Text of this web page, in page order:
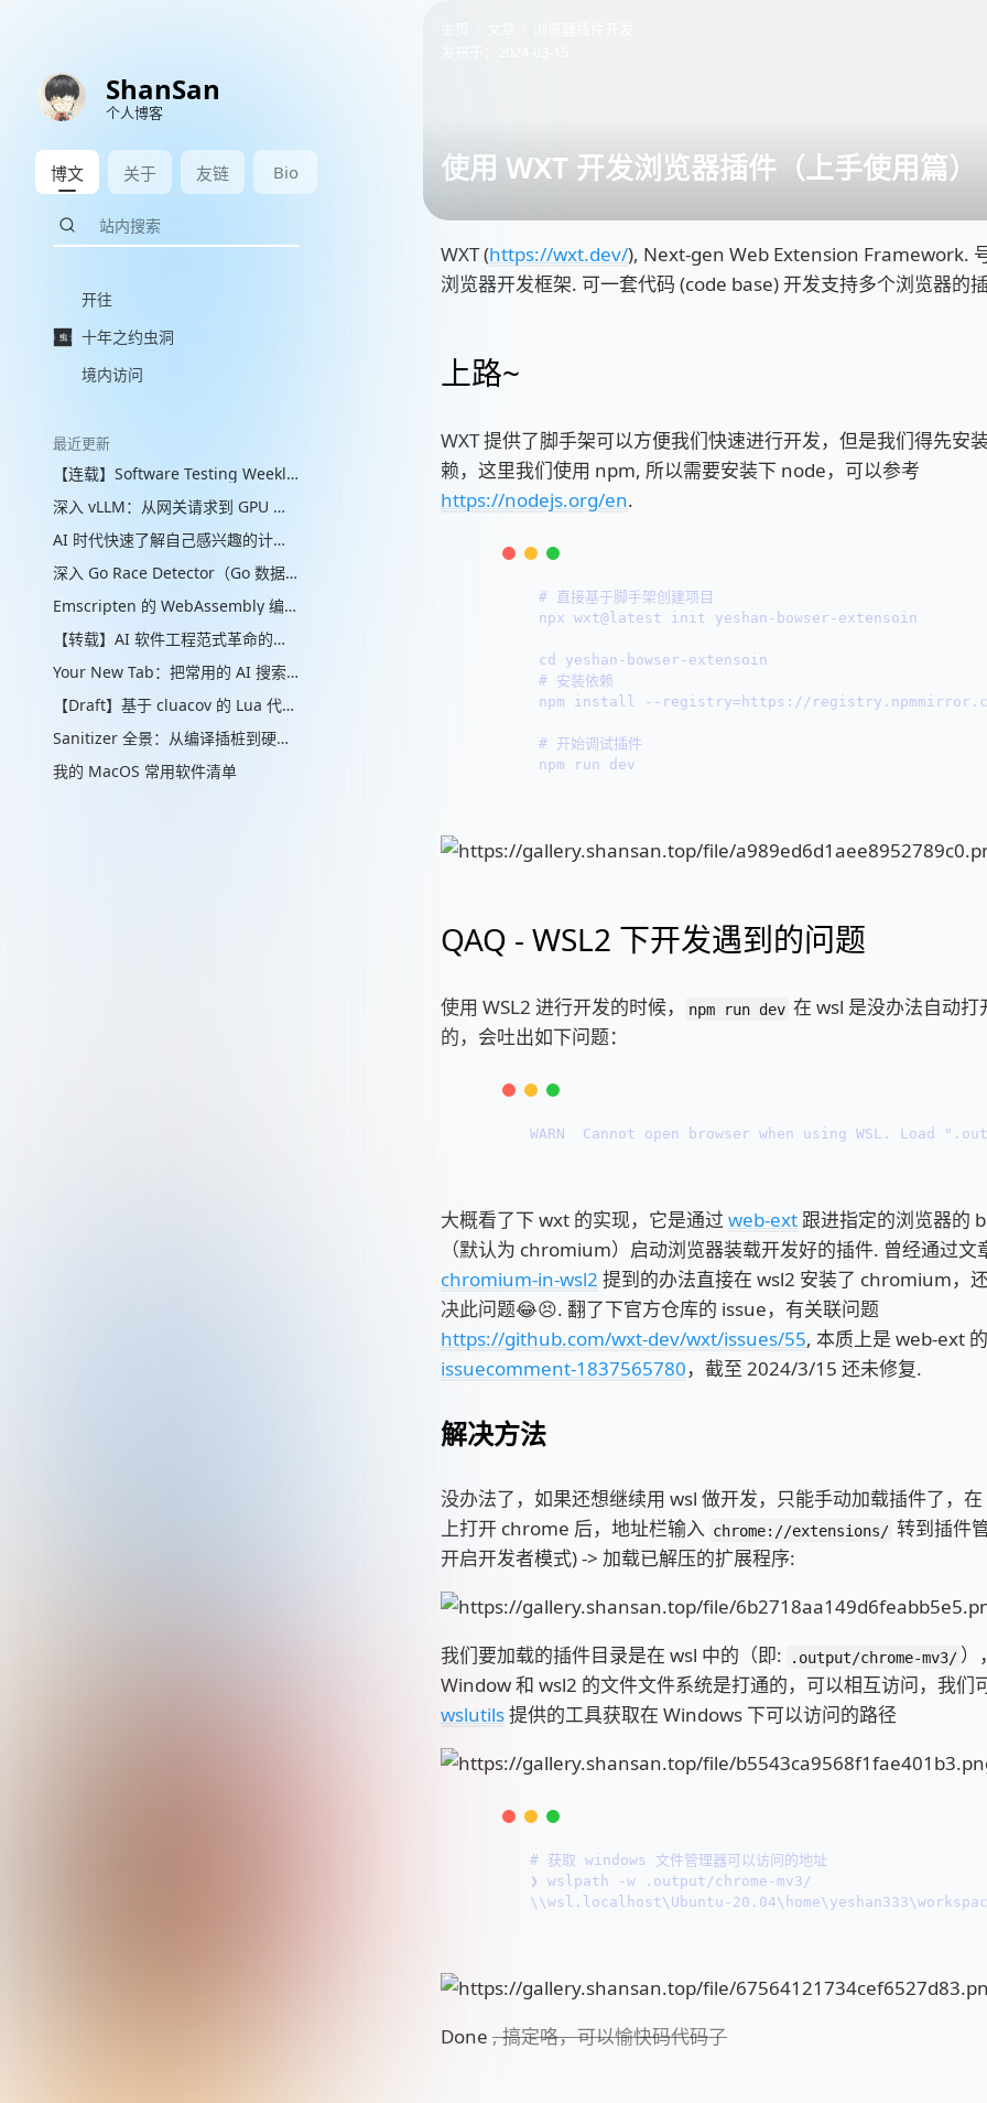
ShanSan
个人博客
博文 关于 友链 Bio
开往
十年之约虫洞
境内访问
最近更新
【连载】Software Testing Weekly 图文解读 with VLM
深入 vLLM：从网关请求到 GPU 批处理的推理引擎实现
AI 时代快速了解自己感兴趣的计算机辅助的“制作工艺”管线
深入 Go Race Detector（Go 数据竞争检测器）：从编译器插桩到 ThreadSanitizer 运行时
Emscripten 的 WebAssembly 编译实现解析
【转载】AI 软件工程范式革命的思考
Your New Tab：把常用的 AI 搜索放进新标签页
【Draft】基于 cluacov 的 Lua 代码分支覆盖率统计：从行级近似到指令级精确
Sanitizer 全景：从编译插桩到硬件标签的内存安全检测演进
我的 MacOS 常用软件清单
使用 WXT 开发浏览器插件（上手使用篇）
WXT (https://wxt.dev/), Next-gen Web Extension Framework.
浏览器开发框架. 可一套代码 (code base) 开发支持多个浏览器的
上路~
WXT 提供了脚手架可以方便我们快速进行开发，但是我们得先安
赖，这里我们使用 npm, 所以需要安装下 node，可以参考
https://nodejs.org/en.
# 直接基于脚手架创建项目
npx wxt@latest init yeshan-bowser-extensoin
cd yeshan-bowser-extensoin
# 安装依赖
npm install --registry=https://
# 开始调试插件
npm run dev
QAQ - WSL2 下开发遇到的问题
使用 WSL2 进行开发的时候， npm run dev 在 wsl 是没办法自动打
的，会吐出如下问题：
WARN  Cannot open browser when using WSL. Load
大概看了下 wxt 的实现，它是通过web-ext跟进指定的浏览器的
（默认为 chromium）启动浏览器装载开发好的插件. 曾经通过文
chromium-in-wsl2 提到的办法直接在 wsl2 安装了 chromium，
决此问题😂😣. 翻了下官方仓库的 issue，有关联问题
https://github.com/wxt-dev/wxt/issues/55, 本质上是 web-ext
issuecomment-1837565780，截至 2024/3/15 还未修复.
解决方法
没办法了，如果还想继续用 wsl 做开发，只能手动加载插件了，
上打开 chrome 后，地址栏输入 chrome://extensions/ 转到插件
开启开发者模式) -> 加载已解压的扩展程序:
我们要加载的插件目录是在 wsl 中的（即: .output/chrome-mv3/ ）
Window 和 wsl2 的文件文件系统是打通的，可以相互访问，我们
wslutils提供的工具获取在 Windows 下可以访问的路径
# 获取 windows 文件管理器可以访问的地址
❯ wslpath -w .output/chrome-mv3/
\\wsl.localhost\Ubuntu-
Done , 搞定咯，可以愉快码代码了